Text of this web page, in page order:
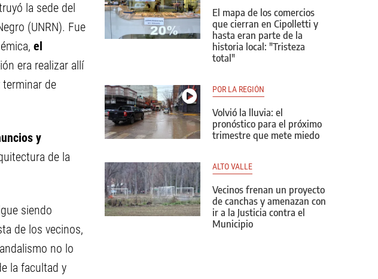
la sede del
(UNRN). Fue
el
era realizar allí
de
y
de la
siendo
de los vecinos,
no lo
la facultad y
El mapa de los comercios
que cierran en Cipolletti y
hasta eran parte de la
historia local: "Tristeza
total"
POR LA REGIÓN
Volvió la lluvia: el
pronóstico para el próximo
trimestre que mete miedo
ALTO VALLE
Vecinos frenan un proyecto
de canchas y amenazan con
ir a la Justicia contra el
Municipio